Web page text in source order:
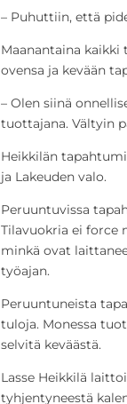
– Puhuttiin, että
Maanantaina kaikki
ovensa ja kevään
– Olen siinä
tuottajana. Vältyin
Heikkilän
ja Lakeuden valo.
Peruuntuvissa
Tilavuokria ei force
minkä ovat
työajan.
Peruuntuneista
tuloja. Monessa
selvitä keväästä.
Lasse Heikkilä
tyhjentyneestä